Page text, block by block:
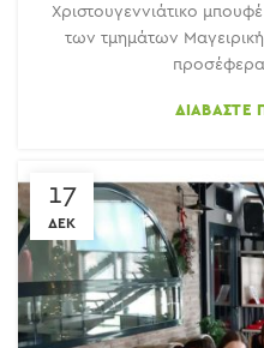
Χριστουγεννιάτικο
των τμημάτων
ΔΙΑΒΆΣΤΕ
17
ΔΕΚ